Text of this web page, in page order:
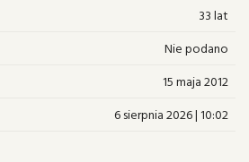
33 lat
Nie podano
15 maja 2012
6 sierpnia 2026 | 10:02